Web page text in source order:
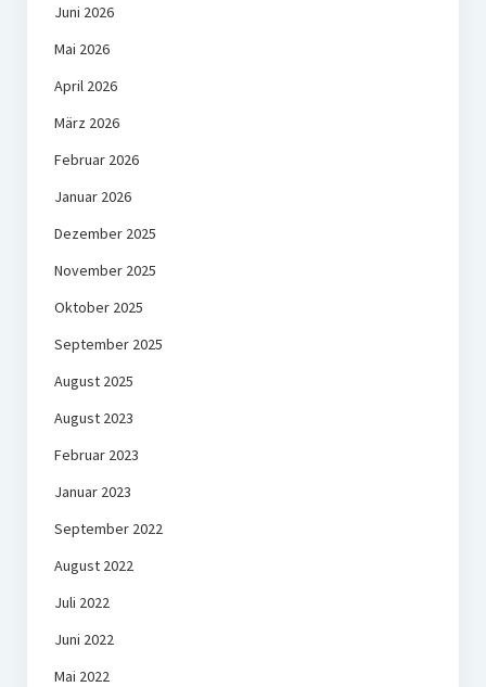
Juni 2026
Mai 2026
April 2026
März 2026
Februar 2026
Januar 2026
Dezember 2025
November 2025
Oktober 2025
September 2025
August 2025
August 2023
Februar 2023
Januar 2023
September 2022
August 2022
Juli 2022
Juni 2022
Mai 2022